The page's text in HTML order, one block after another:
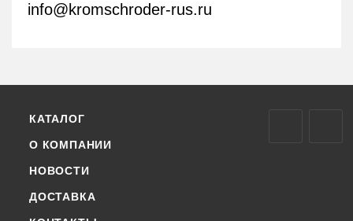
info@kromschroder-rus.ru
КАТАЛОГ
О КОМПАНИИ
НОВОСТИ
ДОСТАВКА